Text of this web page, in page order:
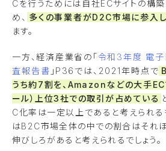
Cを行うためには自社ECサイトの構
め、 多くの事業者がD2C市場に参入
ます。
一方、経済産業省の「令和3年度 電子
査報告書 」P36では、2021年時点で
うち約7割を、Amazonなどの大手EC
ール）上位3社での取引が占めている
C化率は一定以上であると考えられる
はB2C市場全体の中での割合はそれほ
伸びしろがあると考えられるでしょう。